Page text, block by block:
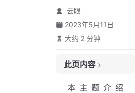
云眼
2023年5月11日
大约 2 分钟
此页内容
本主题介绍